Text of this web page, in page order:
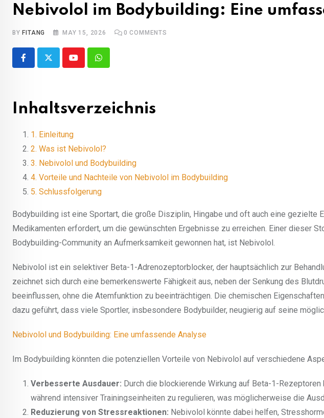
Nebivolol im Bodybuilding: Eine
BY FITANG MAY 15, 2026 0 COMMENTS
YoutubeWhatsapp
Inhaltsverzeichnis
1. Einleitung
2. Was ist Nebivolol?
3. Nebivolol und Bodybuilding
4. Vorteile und Nachteile von Nebivolol im Bodybuilding
5. Schlussfolgerung
Bodybuilding ist eine Sportart, die große Disziplin, Hingabe und oft auch eine gezielte
Medikamenten erfordert, um die gewünschten Ergebnisse zu erreichen. Einer dieser
Bodybuilding-Community an Aufmerksamkeit gewonnen hat, ist Nebivolol.
Nebivolol ist ein selektiver Beta-1-Adrenozeptorblocker, der hauptsächlich zur
zeichnet sich durch eine bemerkenswerte Fähigkeit aus, neben der Senkung des
beeinflussen, ohne die Atemfunktion zu beeinträchtigen. Die chemischen
dazu geführt, dass viele Sportler, insbesondere Bodybuilder, neugierig auf seine
Nebivolol und Bodybuilding: Eine umfassende Analyse
Im Bodybuilding könnten die potenziellen Vorteile von Nebivolol auf verschiedene
Verbesserte Ausdauer: Durch die blockierende Wirkung auf Beta-1-
während intensiver Trainingseinheiten zu regulieren, was möglicherweise die
Reduzierung von Stressreaktionen: Nebivolol könnte dabei helfen,